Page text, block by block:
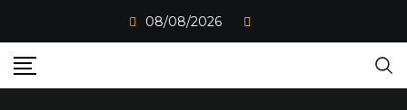
content
08/08/2026